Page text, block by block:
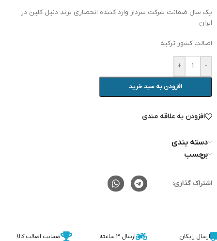
یک سال ضمانت شرکت سردار وارد کننده انحصاری برند دنیل کلین در
ایران
اصالت کشور ترکیه
-
+
افزودن به سبد خرید
افزودن به علاقه مندی
دسته بندی
برچسب
اشتراک گذاری:
ارسال رایگان ارسال 3 ساعته ضمانت اصالت کالا